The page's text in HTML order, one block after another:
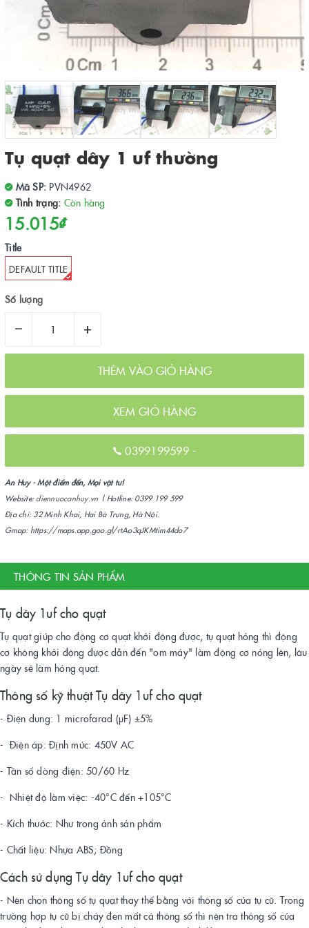
Tụ quạt dây 1 uf thường
Mã SP: PVN4962
Tình trạng: Còn hàng
15.015₫
Title
DEFAULT TITLE
Số lượng
– +
THÊM VÀO GIỎ HÀNG
XEM GIỎ HÀNG
0399199599 -
An Huy - Một điểm đến, Mọi vật tư!
Website: diennuocanhuy.vn | Hotline: 0399 199 599
Địa chỉ: 32 Minh Khai, Hai Bà Trưng, Hà Nội.
Gmap: https://maps.app.goo.gl/rtAo3qJKMtim44do7
THÔNG TIN SẢN PHẨM
Tụ dây 1uf cho quạt
Tụ quạt giúp cho động cơ quạt khởi động được, tụ quạt hỏng thì động
cơ không khởi động được dẫn đến "om máy" làm động cơ nóng lên, lâu
ngày sẽ làm hỏng quạt.
Thông số kỹ thuật Tụ dây 1uf cho quạt
- Điện dung: 1 microfarad (µF) ±5%
- Điện áp: Định mức: 450V AC
- Tần số dòng điện: 50/60 Hz
- Nhiệt độ làm việc: -40°C đến +105°C
- Kích thước: Như trong ảnh sản phẩm
- Chất liệu: Nhựa ABS; Đồng
Cách sử dụng Tụ dây 1uf cho quạt
- Nên chọn thông số tụ quạt thay thế bằng với thông số của tụ cũ. Trong
trường hợp tụ cũ bị cháy đen mất cả thông số thì nên tra thông số của